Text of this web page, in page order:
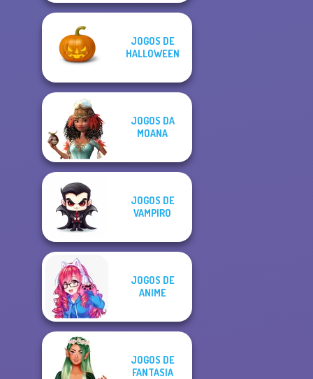
JOGOS DE
HALLOWEEN
JOGOS DA
MOANA
JOGOS DE
VAMPIRO
JOGOS DE
ANIME
JOGOS DE
FANTASIA